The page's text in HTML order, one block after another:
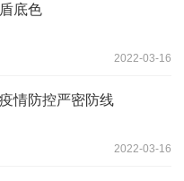
底色
2022-03-16
情防控严密防线
2022-03-16